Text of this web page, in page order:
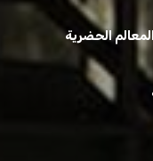
المعالم الحضرية